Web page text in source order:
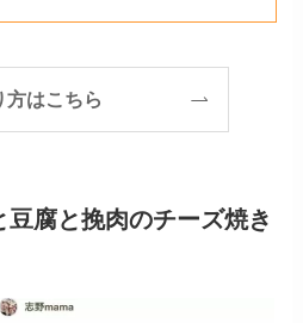
方はこちら
腐と挽肉のチーズ焼き